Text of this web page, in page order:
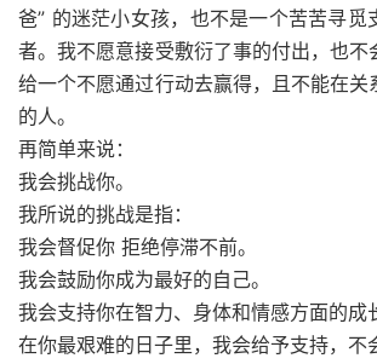
爸” 的迷茫小女孩，也不是一个苦苦寻觅
者。我不愿意接受敷衍了事的付出，也不
给一个不愿通过行动去赢得，且不能在关
的人。
再简单来说：
我会挑战你。
我所说的挑战是指：
我会督促你 拒绝停滞不前。
我会鼓励你成为最好的自己。
我会支持你在智力、身体和情感方面的成
在你最艰难的日子里，我会给予支持，不